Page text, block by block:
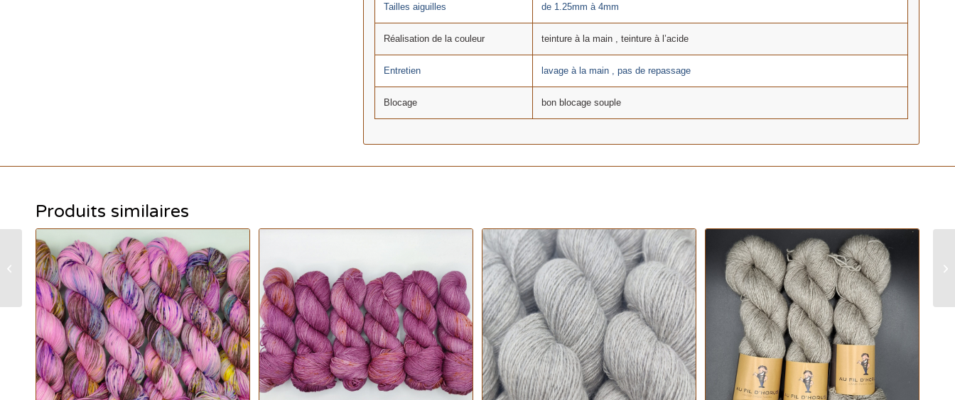
Tailles aiguilles de 1.25mm à 4mm
Réalisation de la couleur teinture à la main , teinture à l’acide
Entretien lavage à la main , pas de repassage
Blocage bon blocage souple
Produits similaires
Gizeh socks 85/15 – Nil
Phosphore